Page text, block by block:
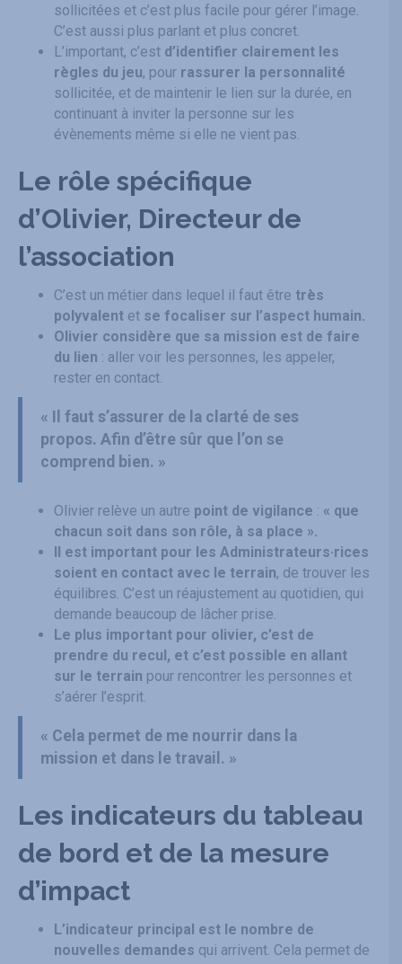
sollicitées et c’est plus facile pour gérer l’image.
C’est aussi plus parlant et plus concret.
L’important, c’est d’identifier clairement les
règles du jeu, pour rassurer la personnalité
sollicitée, et de maintenir le lien sur la durée, en
continuant à inviter la personne sur les
évènements même si elle ne vient pas.
Le rôle spécifique
d’Olivier, Directeur de
l’association
C’est un métier dans lequel il faut être très
polyvalent et se focaliser sur l’aspect humain.
Olivier considère que sa mission est de faire
du lien : aller voir les personnes, les appeler,
rester en contact.
« Il faut s’assurer de la clarté de ses
propos. Afin d’être sûr que l’on se
comprend bien. »
Olivier relève un autre point de vigilance : « que
chacun soit dans son rôle, à sa place ».
Il est important pour les Administrateurs·rices
soient en contact avec le terrain, de trouver les
équilibres. C’est un réajustement au quotidien, qui
demande beaucoup de lâcher prise.
Le plus important pour olivier, c’est de
prendre du recul, et c’est possible en allant
sur le terrain pour rencontrer les personnes et
s’aérer l’esprit.
« Cela permet de me nourrir dans la
mission et dans le travail. »
Les indicateurs du tableau
de bord et de la mesure
d’impact
L’indicateur principal est le nombre de
nouvelles demandes qui arrivent. Cela permet de